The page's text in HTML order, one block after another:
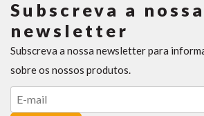
Subscreva a nossa
newsletter
Subscreva a nossa newsletter para
sobre os nossos produtos.